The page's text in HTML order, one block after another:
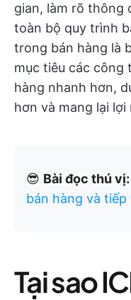
gian, làm rõ thông
toàn bộ quy trình
trong bán hàng là
mục tiêu các công
hàng nhanh hơn,
hơn và mang lại
😎 Bài đọc thú vị:
bán hàng và tiếp
Tại sao